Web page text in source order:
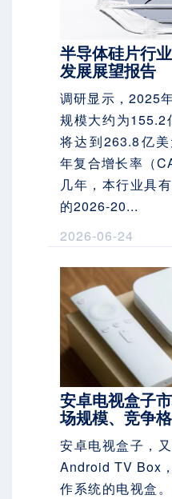
半导体硅片行
发展展望报告
调研显示，2025
规模大约为
将达到263.8亿
年复合增长率（
几年，本行业具
的2026-20...
2026-06-24
安卓电视盒子
场规模、竞争
安卓电视盒子，
Android TV Box
作系统的电视盒